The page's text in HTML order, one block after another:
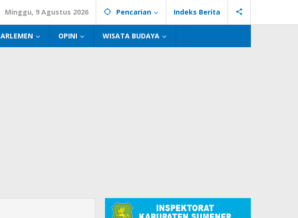
Minggu, 9 Agustus 2026 Pencarian Indeks Berita
OPINI WISATA BUDAYA